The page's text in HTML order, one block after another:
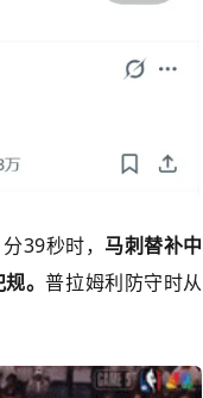
39秒时， 马刺替补中
规。普拉姆利防守时从